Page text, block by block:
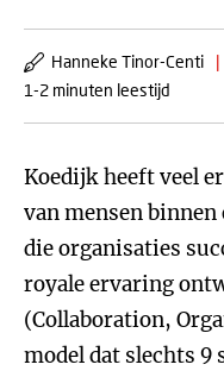
Hanneke Tinor-Centi |
1-2 minuten leestijd
Koedijk heeft veel
van mensen
die organisaties
royale ervaring
(Collaboration,
model dat slechts 9